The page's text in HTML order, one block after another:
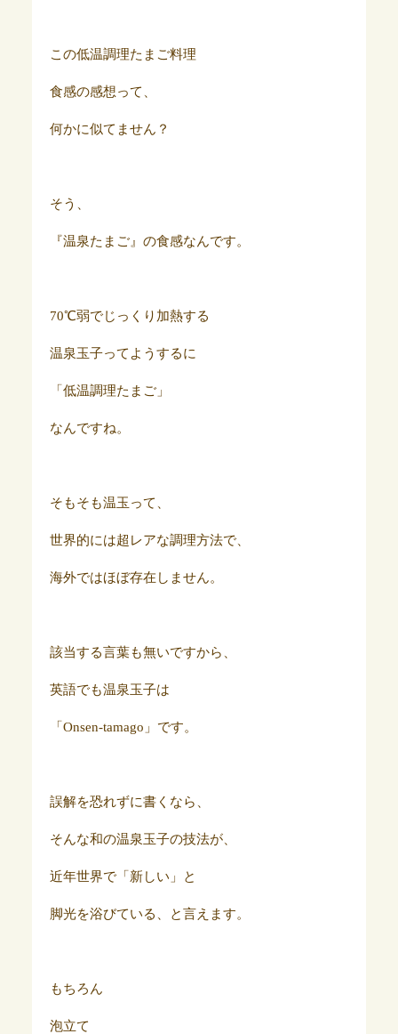
この低温調理たまご料理
食感の感想って、
何かに似てません？
そう、
『温泉たまご』の食感なんです。
70℃弱でじっくり加熱する
温泉玉子ってようするに
「低温調理たまご」
なんですね。
そもそも温玉って、
世界的には超レアな調理方法で、
海外ではほぼ存在しません。
該当する言葉も無いですから、
英語でも温泉玉子は
「Onsen-tamago」です。
誤解を恐れずに書くなら、
そんな和の温泉玉子の技法が、
近年世界で「新しい」と
脚光を浴びている、と言えます。
もちろん
泡立て